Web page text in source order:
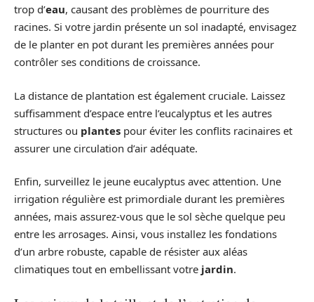
trop d’eau, causant des problèmes de pourriture des
racines. Si votre jardin présente un sol inadapté, envisagez
de le planter en pot durant les premières années pour
contrôler ses conditions de croissance.
La distance de plantation est également cruciale. Laissez
suffisamment d’espace entre l’eucalyptus et les autres
structures ou plantes pour éviter les conflits racinaires et
assurer une circulation d’air adéquate.
Enfin, surveillez le jeune eucalyptus avec attention. Une
irrigation régulière est primordiale durant les premières
années, mais assurez-vous que le sol sèche quelque peu
entre les arrosages. Ainsi, vous installez les fondations
d’un arbre robuste, capable de résister aux aléas
climatiques tout en embellissant votre jardin.